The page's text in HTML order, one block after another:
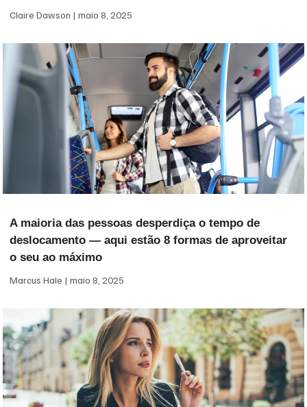
Claire Dawson maio 8, 2025
A maioria das pessoas desperdiça o tempo de
deslocamento — aqui estão 8 formas de aproveitar
o seu ao máximo
Marcus Hale maio 8, 2025